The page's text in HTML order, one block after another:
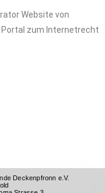
Website von
Portal zum Internetrecht
Deckenpfronn e.V.